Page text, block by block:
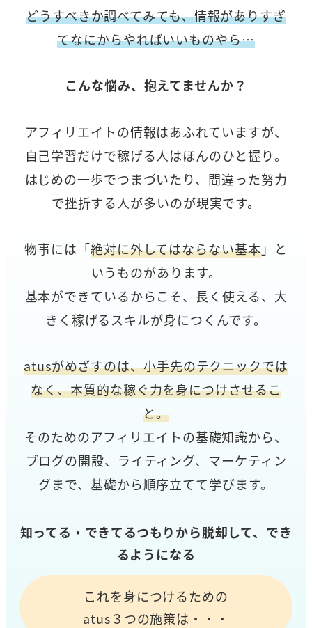
どうすべきか調べてみても、情報がありすぎ
てなにからやればいいものやら…
こんな悩み、抱えてませんか？
アフィリエイトの情報はあふれていますが、
自己学習だけで稼げる人はほんのひと握り。
はじめの一歩でつまづいたり、間違った努力
で挫折する人が多いのが現実です。
物事には「絶対に外してはならない基本」と
いうものがあります。
基本ができているからこそ、長く使える、大
きく稼げるスキルが身につくんです。
atusがめざすのは、小手先のテクニックでは
なく、本質的な稼ぐ力を身につけさせるこ
と。
そのためのアフィリエイトの基礎知識から、
ブログの開設、ライティング、マーケティン
グまで、基礎から順序立てて学びます。
知ってる・できてるつもりから脱却して、でき
るようになる
これを身につけるための
atus３つの施策は・・・